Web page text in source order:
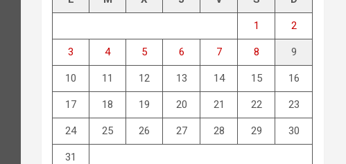
1 2
3 4 5 6 7 8 9
10 11 12 13 14 15 16
17 18 19 20 21 22 23
24 25 26 27 28 29 30
31